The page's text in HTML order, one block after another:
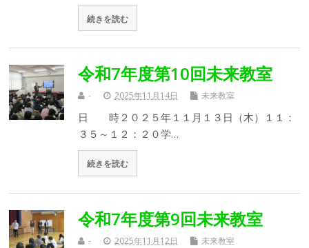
続きを読む
令和7年度第10回未来教室
- 2025年11月14日 未来教室
日 時２０２５年１１月１３日（木）１１：
３５～１２：２０学…
続きを読む
令和7年度第9回未来教室
- 2025年11月12日 未来教室